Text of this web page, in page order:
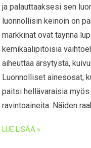
ja palauttaaksesi sen
luonnollisin keinoin on
markkinat ovat täynnä
kemikaalipitoisia
aiheuttaa ärsytystä,
Luonnolliset ainesosat,
paitsi hellävaraisia
ravintoaineita. Näiden
LUE LISÄÄ »